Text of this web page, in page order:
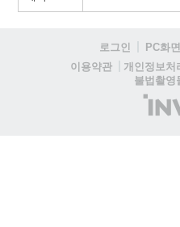
로그인 PC화면
이용약관
개인정보처
불법촬영